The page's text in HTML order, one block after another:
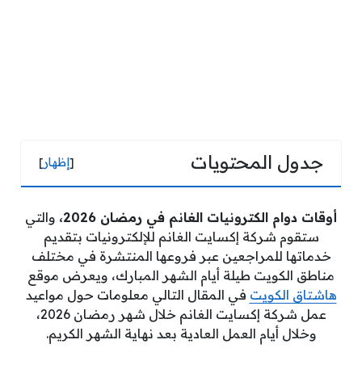
جدول المحتويات [إظهار]
أوقات دوام الكترونيات الغانم في رمضان 2026،
والتي
ستقوم شركة إكسايت الغانم للإلكترونيات بتقديم
خدماتها للمراجعين عبر فروعها المنتشرة في مختلف
مناطق الكويت طيلة أيام الشهر المبارك، ويعرض موقع
هاشتاق الكويت في المقال التالي معلومات حول مواعيد
عمل شركة إكسايت الغانم خلال شهر رمضان 2026،
وخلال أيام العمل العادية بعد نهاية الشهر الكريم.